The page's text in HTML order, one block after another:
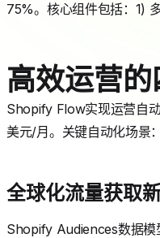
75%。核心组件包括：1)
高效运营
Shopify Flow实现运营自
美元/月。关键自动化场景
全球化流量获取
Shopify Audiences数据模